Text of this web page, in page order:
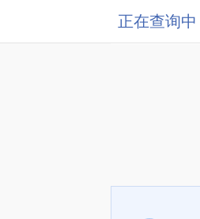
正在查询中